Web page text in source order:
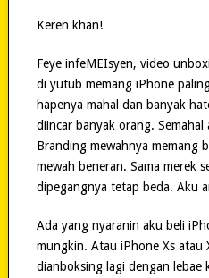
Keren khan!
Feye infeMEIsyen, video
di yutub memang iPhone
hapenya mahal dan banyak
diincar banyak orang.
Branding mewahnya memang
mewah beneran. Sama merek
dipegangnya tetap beda. Aku
Ada yang nyaranin aku beli
mungkin. Atau iPhone Xs atau
dianboksing lagi dengan lebae